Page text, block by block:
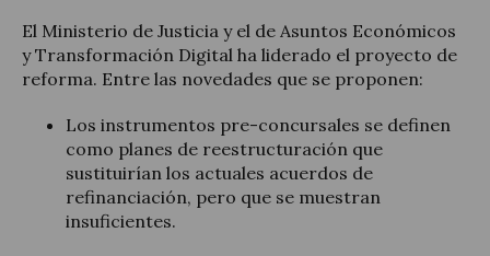
El Ministerio de Justicia y el de Asuntos Económicos
y Transformación Digital ha liderado el proyecto de
reforma. Entre las novedades que se proponen:
Los instrumentos pre-concursales se definen
como planes de reestructuración que
sustituirían los actuales acuerdos de
refinanciación, pero que se muestran
insuficientes.